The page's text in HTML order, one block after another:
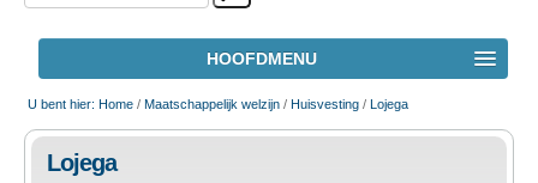
hulpmiddelen
Geavanceerd
HOOFDMENU
HOME
HET OCMW
U bent hier: Home / Maatschappelijk welzijn / Huisvesting / Lojega
Lojega